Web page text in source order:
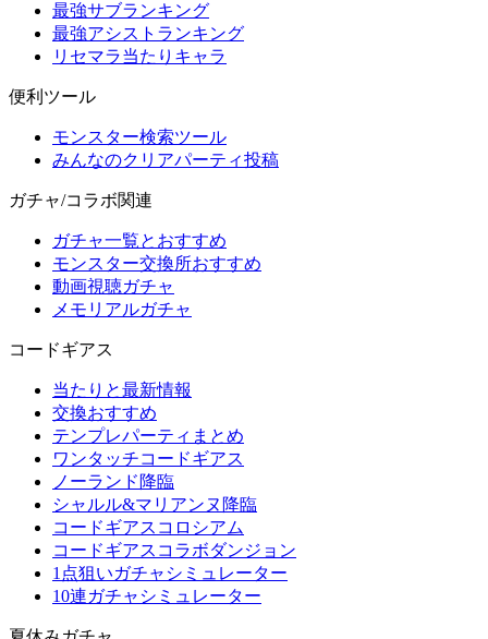
最強サブランキング
最強アシストランキング
リセマラ当たりキャラ
便利ツール
モンスター検索ツール
みんなのクリアパーティ投稿
ガチャ/コラボ関連
ガチャ一覧とおすすめ
モンスター交換所おすすめ
動画視聴ガチャ
メモリアルガチャ
コードギアス
当たりと最新情報
交換おすすめ
テンプレパーティまとめ
ワンタッチコードギアス
ノーランド降臨
シャルル&マリアンヌ降臨
コードギアスコロシアム
コードギアスコラボダンジョン
1点狙いガチャシミュレーター
10連ガチャシミュレーター